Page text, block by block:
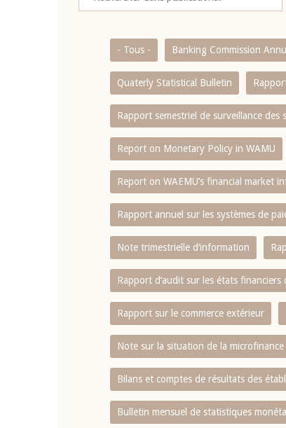
- Tous - Banking Commission
Quaterly Statistical Bulletin
Rapport semestriel de surveillance des
Report on Monetary Policy in WAMU
Report on WAEMU’s financial market
Rapport annuel sur les systèmes de
Note trimestrielle d‘information
Rapport d‘audit sur les états financiers
Rapport sur le commerce extérieur
Note sur la situation de la microfinance
Bilans et comptes de résultats des
Bulletin mensuel de statistiques